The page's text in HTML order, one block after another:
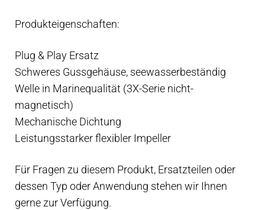
Produkteigenschaften:
Plug & Play Ersatz
Schweres Gussgehäuse, seewasserbeständig
Welle in Marinequalität (3X-Serie nicht-
magnetisch)
Mechanische Dichtung
Leistungsstarker flexibler Impeller
Für Fragen zu diesem Produkt, Ersatzteilen oder
dessen Typ oder Anwendung stehen wir Ihnen
gerne zur Verfügung.